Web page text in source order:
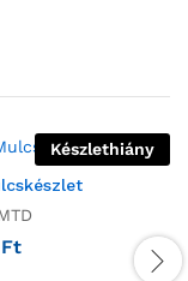
Készlethiány
Ft